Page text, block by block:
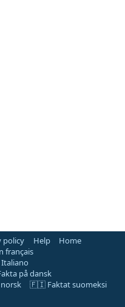
policy Help
Home
français
på dansk
🇫🇮 Faktat suomeksi